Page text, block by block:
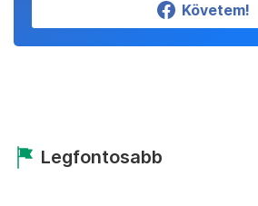
Követem!
Legfontosabb